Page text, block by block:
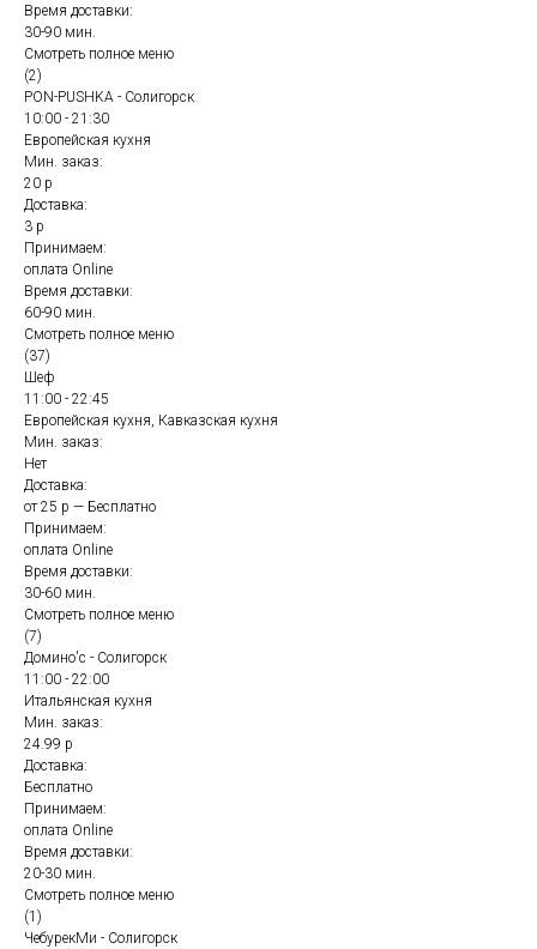
Время доставки:
30-90 мин.
Смотреть полное меню
(2)
PON-PUSHKA - Солигорск
10:00 - 21:30
Европейская кухня
Мин. заказ:
20 р
Доставка:
3 р
Принимаем:
оплата Online
Время доставки:
60-90 мин.
Смотреть полное меню
(37)
Шеф
11:00 - 22:45
Европейская кухня, Кавказская кухня
Мин. заказ:
Нет
Доставка:
от 25 р — Бесплатно
Принимаем:
оплата Online
Время доставки:
30-60 мин.
Смотреть полное меню
(7)
Домино'с - Солигорск
11:00 - 22:00
Итальянская кухня
Мин. заказ:
24.99 р
Доставка:
Бесплатно
Принимаем:
оплата Online
Время доставки:
20-30 мин.
Смотреть полное меню
(1)
ЧебурекМи - Солигорск